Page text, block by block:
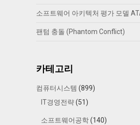
소프트웨어 아키텍처 평가 모델
팬텀 충돌 (Phantom Conflict)
카테고리
컴퓨터시스템 (899)
IT경영전략(51)
소프트웨어공학(140)